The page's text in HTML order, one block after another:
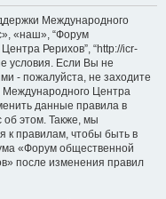
Международного
«наш», “Форум
Рерихов”, “http://icr-
условия. Если Вы не
- пожалуйста, не заходите
Центра
данные правила в
этом. Также, мы
к правилам, чтобы быть в
«Форум общественной
после изменения правил